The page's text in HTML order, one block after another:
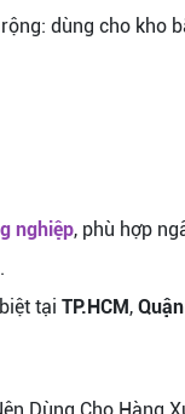
dùng cho kho
nghiệp, phù hợp
tại TP.HCM,